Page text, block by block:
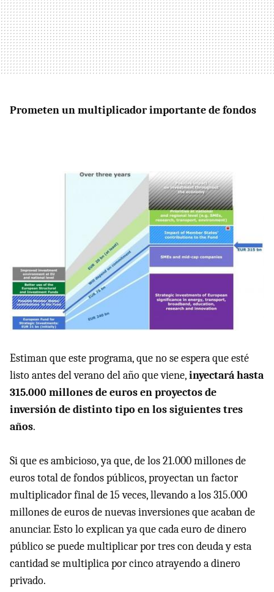
Prometen un multiplicador importante de fondos
Estiman que este programa, que no se espera que esté
listo antes del verano del año que viene,inyectará hasta
315.000 millones de euros en proyectos de
inversión de distinto tipo en los siguientes tres
años.
Si que es ambicioso, ya que, de los 21.000 millones de
euros total de fondos públicos, proyectan un factor
multiplicador final de 15 veces, llevando a los 315.000
millones de euros de nuevas inversiones que acaban de
anunciar. Esto lo explican ya que cada euro de dinero
público se puede multiplicar por tres con deuda y esta
cantidad se multiplica por cinco atrayendo a dinero
privado.